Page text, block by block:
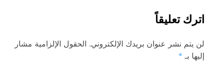
اترك تعليقاً
لن يتم نشر عنوان بريدك الإلكتروني. الحقول الإلزامية مشار
إليها بـ *